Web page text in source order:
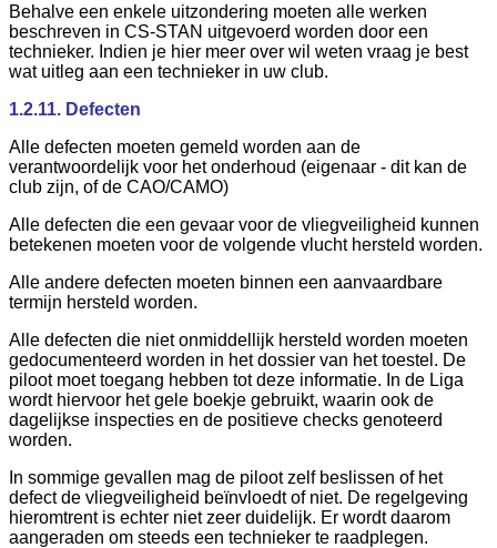
Behalve een enkele uitzondering moeten alle werken
beschreven in CS-STAN uitgevoerd worden door een
technieker. Indien je hier meer over wil weten vraag je best
wat uitleg aan een technieker in uw club.
1.2.11. Defecten
Alle defecten moeten gemeld worden aan de
verantwoordelijk voor het onderhoud (eigenaar - dit kan de
club zijn, of de CAO/CAMO)
Alle defecten die een gevaar voor de vliegveiligheid kunnen
betekenen moeten voor de volgende vlucht hersteld worden.
Alle andere defecten moeten binnen een aanvaardbare
termijn hersteld worden.
Alle defecten die niet onmiddellijk hersteld worden moeten
gedocumenteerd worden in het dossier van het toestel. De
piloot moet toegang hebben tot deze informatie. In de Liga
wordt hiervoor het gele boekje gebruikt, waarin ook de
dagelijkse inspecties en de positieve checks genoteerd
worden.
In sommige gevallen mag de piloot zelf beslissen of het
defect de vliegveiligheid beïnvloedt of niet. De regelgeving
hieromtrent is echter niet zeer duidelijk. Er wordt daarom
aangeraden om steeds een technieker te raadplegen.